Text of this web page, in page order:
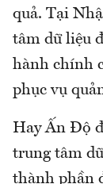
quả. Tại
tâm dữ liệu
hành chính
phục vụ
Hay Ấn Độ
trung tâm
thành phần